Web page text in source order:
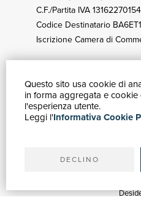
Questo sito usa cookie di
in forma aggregata e
l'esperienza utente.
Leggi l'Informativa Cookie
DECLINO
C.F./Partita IVA 13162270154
Codice Destinatario
Iscrizione Camera di
GUIDA
Ricerca